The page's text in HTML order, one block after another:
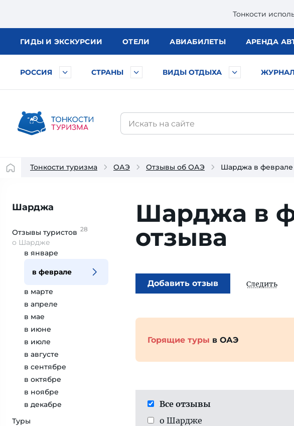
Тонкости
ГИДЫ И ЭКСКУРСИИ ОТЕЛИ АВИАБИЛЕТЫ АРЕНДА
РОССИЯ СТРАНЫ ВИДЫ ОТДЫХА ЖУРНАЛ
Тонкости туризма ОАЭ Отзывы об ОАЭ Шарджа в феврале
Шарджа
Отзывы туристов 28
о Шардже
в январе
в феврале
в марте
в апреле
в мае
в июне
в июле
в августе
в сентябре
в октябре
в ноябре
в декабре
Туры
Шарджа в
отзыва
Добавить отзыв Следить
Горящие туры в ОАЭ
Все отзывы
о Шардже